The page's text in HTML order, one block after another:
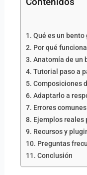
Qué es un bento
Por qué
Anatomía de un
Tutorial paso a
Composiciones
Adaptarlo a
Errores
Ejemplos reales
Recursos y
Preguntas
Conclusión